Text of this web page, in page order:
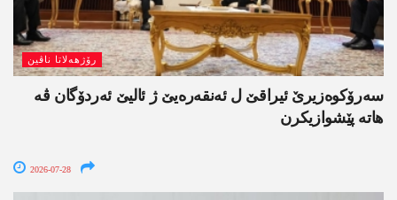
رۆژھەلاتا ناڤین
سەرۆکوەزیرێ ئیراقێ ل ئەنقەرەیێ ژ ئالیێ ئەردۆگان ڤە
ھاتە پێشوازیکرن
2026-07-28